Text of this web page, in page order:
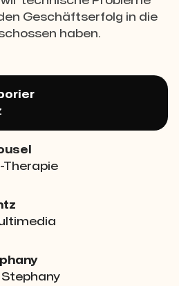
Geschäftserfolg in die
haben.
Therapie